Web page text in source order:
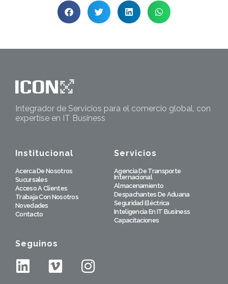
Integrador de Servicios para el comercio global, con
expertise en IT Business
Institucional
Acerca De Nosotros
Sucursales
Acceso A Clientes
Trabaja Con Nosotros
Novedades
Contacto
Servicios
Agencia De Transporte
Internacional
Almacenamiento
Despachantes De Aduana
Seguridad Eléctrica
Inteligencia En IT Business
Capacitaciones
Seguinos